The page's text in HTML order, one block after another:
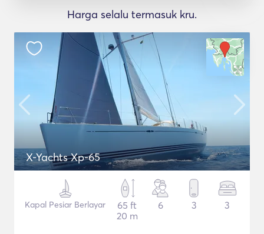
Harga selalu termasuk kru.
X-Yachts Xp-65
Kapal Pesiar Berlayar
65 ft
20 m
6 3 3